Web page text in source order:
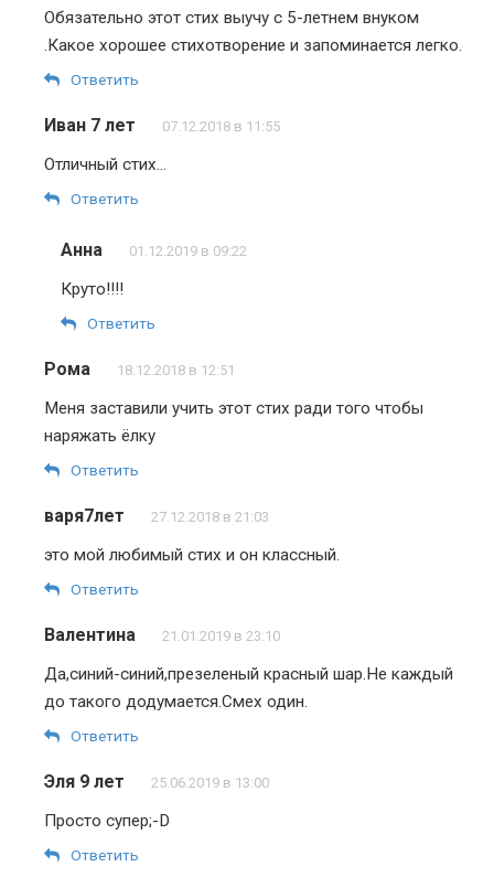
Обязательно этот стих выучу с 5-летнем внуком
.Какое хорошее стихотворение и запоминается легко.
Ответить
Иван 7 лет 07.12.2018 в 11:55
Отличный стих…
Ответить
Анна 01.12.2019 в 09:22
Круто!!!!
Ответить
Рома 18.12.2018 в 12:51
Меня заставили учить этот стих ради того чтобы
наряжать ёлку
Ответить
варя7лет 27.12.2018 в 21:03
это мой любимый стих и он классный.
Ответить
Валентина 21.01.2019 в 23:10
Да,синий-синий,презеленый красный шар.Не каждый
до такого додумается.Смех один.
Ответить
Эля 9 лет 25.06.2019 в 13:00
Просто супер;-D
Ответить